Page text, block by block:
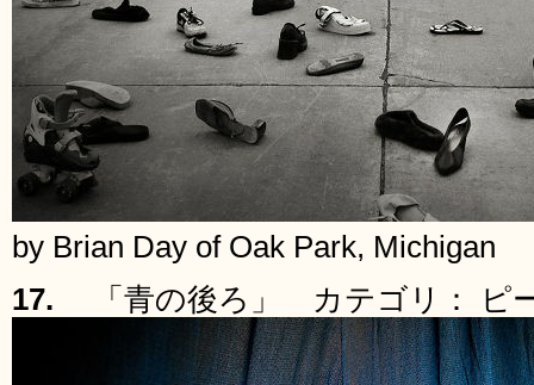
by Brian Day of Oak Park, Michigan
17.
「青の後ろ」 カテゴリ： ピ